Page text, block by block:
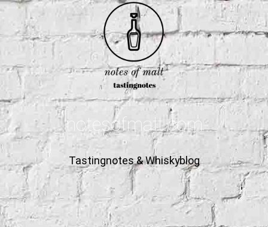
notesofmalt.com
Tastingnotes & Whiskyblog